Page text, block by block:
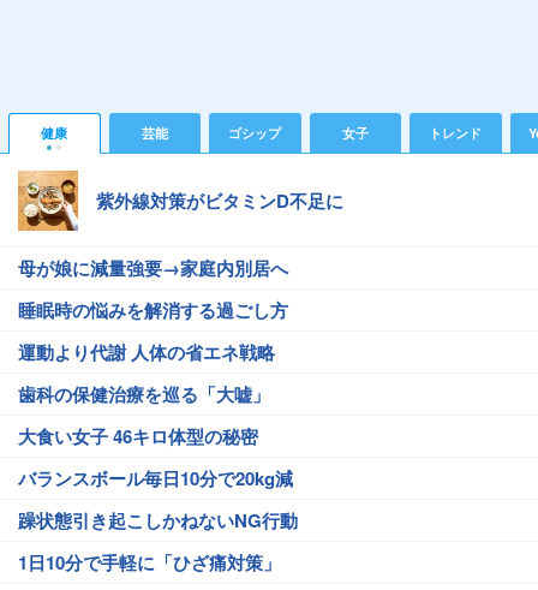
健康 芸能 ゴシップ 女子 トレンド
紫外線対策がビタミンD不足に
母が娘に減量強要→家庭内別居へ
睡眠時の悩みを解消する過ごし方
運動より代謝 人体の省エネ戦略
歯科の保健治療を巡る「大嘘」
大食い女子 46キロ体型の秘密
バランスボール毎日10分で20kg減
躁状態引き起こしかねないNG行動
1日10分で手軽に「ひざ痛対策」